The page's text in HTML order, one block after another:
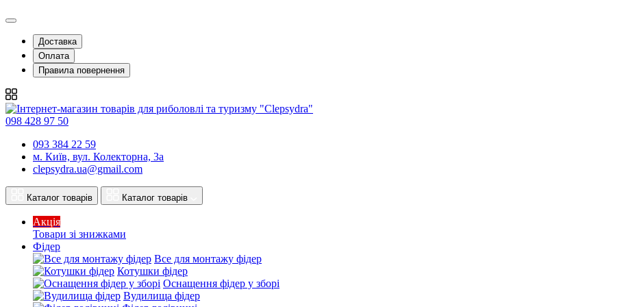
Доставка
Оплата
Правила повернення
098 428 97 50
093 384 22 59
м. Київ, вул. Колекторна, 3а
clepsydra.ua@gmail.com
Каталог товарів Каталог товарів
Акція
Товари зі знижками
Фідер
Все для монтажу фідер
Котушки фідер
Оснащення фідер у зборі
Вудилища фідер